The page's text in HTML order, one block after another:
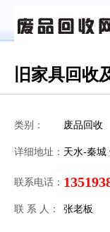
旧家具回收
类别： 废品回收
详细地址： 天水-秦城
联系电话：
联 系 人： 张老板